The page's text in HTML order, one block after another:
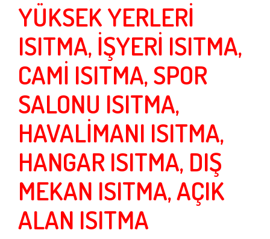
YÜKSEK YERLERİ
ISITMA, İŞYERİ ISITMA,
CAMİ ISITMA, SPOR
SALONU ISITMA,
HAVALİMANI ISITMA,
HANGAR ISITMA, DIŞ
MEKAN ISITMA, AÇIK
ALAN ISITMA